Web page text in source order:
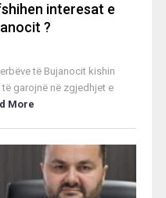
interesat e
?
të Bujanocit kishin
garojnë në zgjedhjet e
More